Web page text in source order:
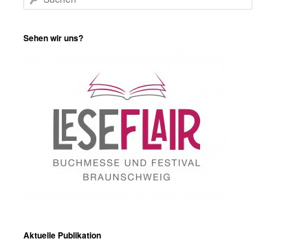
u
h
Sehen wir uns?
Aktuelle Publikation